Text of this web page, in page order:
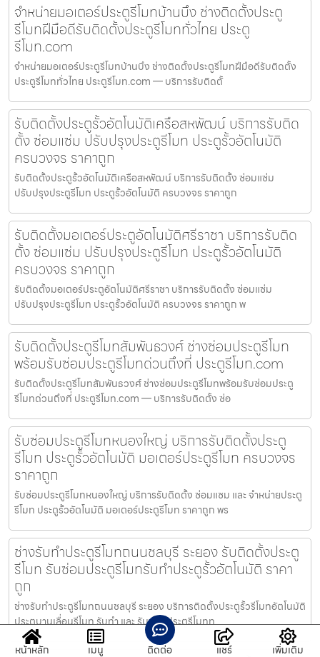
จำหน่ายมอเตอร์ประตูรีโมทบ้านบึง ช่างติดตั้งประตู
รีโมทฝีมือดีรับติดตั้งประตูรีโมททั่วไทย ประตู
รีโมท.com
จำหน่ายมอเตอร์ประตูรีโมทบ้านบึง ช่างติดตั้งประตูรีโมทฝีมือดีรับติดตั้ง
ประตูรีโมททั่วไทย ประตูรีโมท.com — บริการรับติดตั้
รับติดตั้งประตูรั้วอัตโนมัติเครือสหพัฒน์ บริการรับติด
ตั้ง ซ่อมแซ่ม ปรับปรุงประตูรีโมท ประตูรั้วอัตโนมัติ
ครบวงจร ราคาถูก
รับติดตั้งประตูรั้วอัตโนมัติเครือสหพัฒน์ บริการรับติดตั้ง ซ่อมแซ่ม
ปรับปรุงประตูรีโมท ประตูรั้วอัตโนมัติ ครบวงจร ราคาถูก
รับติดตั้งมอเตอร์ประตูอัตโนมัติศรีราชา บริการรับติด
ตั้ง ซ่อมแซ่ม ปรับปรุงประตูรีโมท ประตูรั้วอัตโนมัติ
ครบวงจร ราคาถูก
รับติดตั้งมอเตอร์ประตูอัตโนมัติศรีราชา บริการรับติดตั้ง ซ่อมแซ่ม
ปรับปรุงประตูรีโมท ประตูรั้วอัตโนมัติ ครบวงจร ราคาถูก พ
รับติดตั้งประตูรีโมทสัมพันธวงศ์ ช่างซ่อมประตูรีโมท
พร้อมรับซ่อมประตูรีโมทด่วนถึงที่ ประตูรีโมท.com
รับติดตั้งประตูรีโมทสัมพันธวงศ์ ช่างซ่อมประตูรีโมทพร้อมรับซ่อมประตู
รีโมทด่วนถึงที่ ประตูรีโมท.com — บริการรับติดตั้ง ซ่อ
รับซ่อมประตูรีโมทหนองใหญ่ บริการรับติดตั้งประตู
รีโมท ประตูรั้วอัตโนมัติ มอเตอร์ประตูรีโมท ครบวงจร
ราคาถูก
รับซ่อมประตูรีโมทหนองใหญ่ บริการรับติดตั้ง ซ่อมแซม และ จำหน่ายประตู
รีโมท ประตูรั้วอัตโนมัติ มอเตอร์ประตูรีโมท ราคาถูก พร
ช่างรับทำประตูรีโมทถนนชลบุรี ระยอง รับติดตั้งประตู
รีโมท รับซ่อมประตูรีโมทรับทำประตูรั้วอัตโนมัติ ราคา
ถูก
ช่างรับทำประตูรีโมทถนนชลบุรี ระยอง บริการติดตั้งประตูรั้วรีโมทอัตโนมัติ
ประตูบานเลื่อนรีโมท รับทำ และ รับซ่อมประตูรีโมทท
หน้าหลัก เมนู ติดต่อ แชร์ เพิ่มเติม